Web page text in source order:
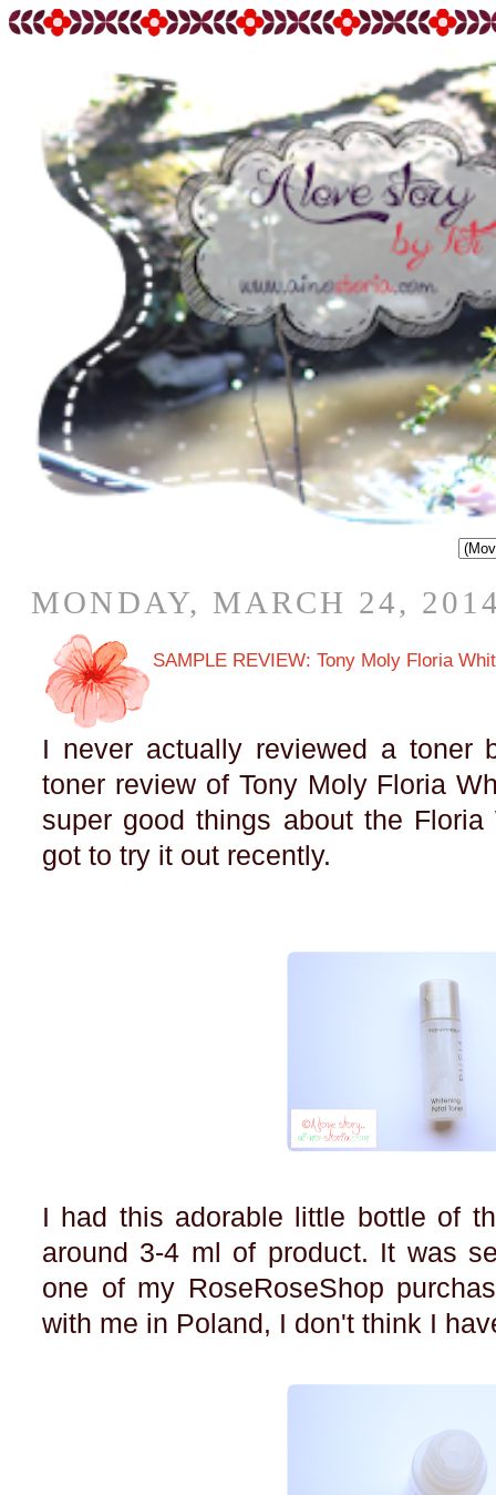
MONDAY, MARCH 24,
SAMPLE REVIEW: Tony Moly Floria
I never actually reviewed a toner
toner review of Tony Moly Floria
super good things about the
got to try it out recently.
I had this adorable little bottle of
around 3-4 ml of product. It was
one of my RoseRoseShop
with me in Poland, I don't think I